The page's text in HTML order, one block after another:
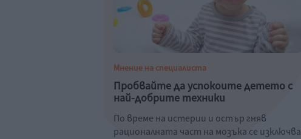
Мнение на специалиста
Пробвайте да успокоите детето с
най-добрите техники
По време на истерии и остър гняв
рационалната част на мозъка се изключва